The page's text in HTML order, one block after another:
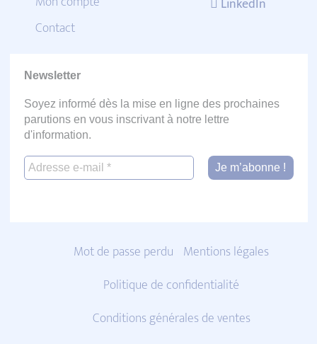
Contact
LinkedIn
Newsletter
Soyez informé dès la mise en ligne des prochaines
parutions en vous inscrivant à notre lettre
d'information.
Mot de passe perdu Mentions légales
Politique de confidentialité
Conditions générales de ventes